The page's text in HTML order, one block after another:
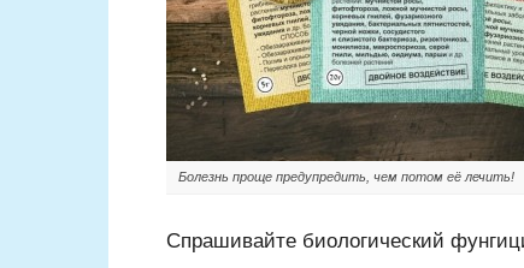
Болезнь проще предупредить, чем потом её лечить!
Спрашивайте биологический